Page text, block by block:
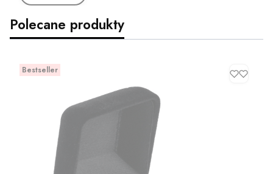
Polecane produkty
Bestseller